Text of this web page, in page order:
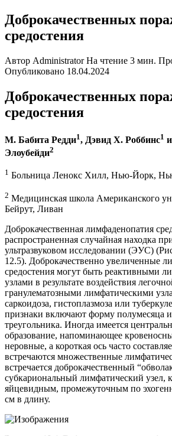
Доброкачественных
средостения
Автор Administrator На чтение 3 мин.
Опубликовано 18.04.2024
Доброкачественных
средостения
М. Бабита Редди1, Дэвид Х. Роббинс1
Элоубейди2
1 Больница Ленокс Хилл, Нью-Йорк,
2 Медицинская школа Американского
Бейрут, Ливан
Доброкачественная лимфаденопатия
распространенная случайная находка
ультразвуковом исследовании (ЭУС)
12.5). Доброкачественно увеличенные
средостения могут быть реактивными
узлами в результате воздействия
гранулематозными лимфатическими
саркоидоза, гистоплазмоза или
признаки включают форму полумесяца
треугольника. Иногда имеется
образование, напоминающее
неровные, а короткая ось часто
встречаются множественные
встречается доброкачественный
субкариональный лимфатический узел,
яйцевидным, промежуточным по
см в длину.